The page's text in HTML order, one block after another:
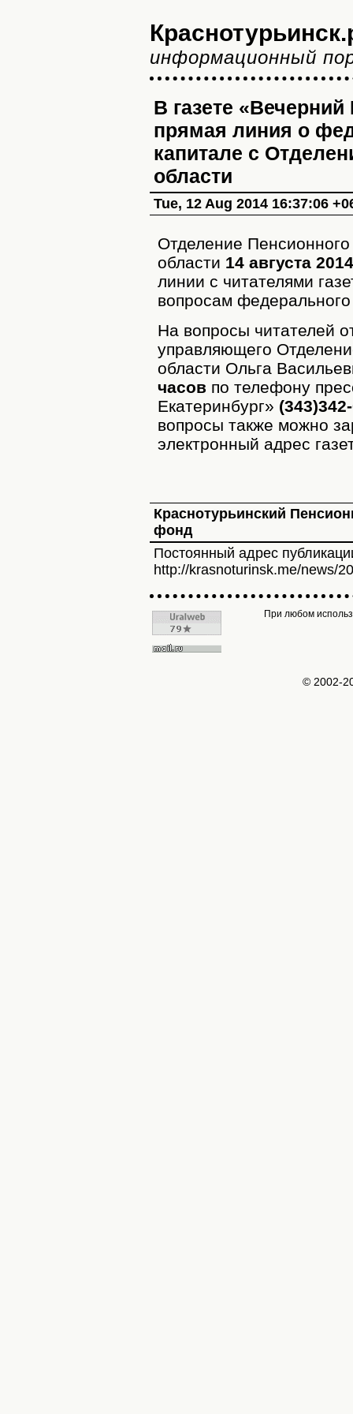
информационный
В газете «Вечерний
прямая линия о
капитале с
области
Tue, 12 Aug 2014 16:37:06
Отделение
области 14 августа
линии с читателями
вопросам
На вопросы читателей
управляющего
области Ольга
часов по телефону
Екатеринбург»
вопросы также можно
электронный адрес
Краснотурьинский
фонд
Постоянный адрес
http://krasnoturinsk.me/news/
При любом
© 2002-